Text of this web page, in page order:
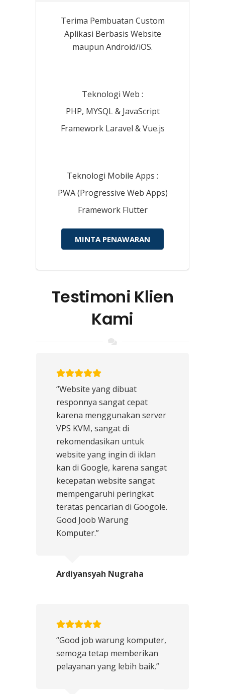
Terima Pembuatan Custom
Aplikasi Berbasis Website
maupun Android/iOS.
Teknologi Web :
PHP, MYSQL & JavaScript
Framework Laravel & Vue.js
Teknologi Mobile Apps :
PWA (Progressive Web Apps)
Framework Flutter
MINTA PENAWARAN
Testimoni Klien
Kami
“Website yang dibuat
responnya sangat cepat
karena menggunakan server
VPS KVM, sangat di
rekomendasikan untuk
website yang ingin di iklan
kan di Google, karena sangat
kecepatan website sangat
mempengaruhi peringkat
teratas pencarian di Googole.
Good Joob Warung
Komputer.”
Ardiyansyah Nugraha
“Good job warung komputer,
semoga tetap memberikan
pelayanan yang lebih baik.”